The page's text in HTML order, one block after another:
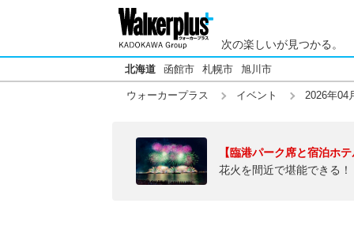
次の楽しいが見つかる。
北海道 函館市 札幌市 旭川市
ウォーカープラス イベント 2026年04
【臨港パーク席と宿泊ホ
花火を間近で堪能できる